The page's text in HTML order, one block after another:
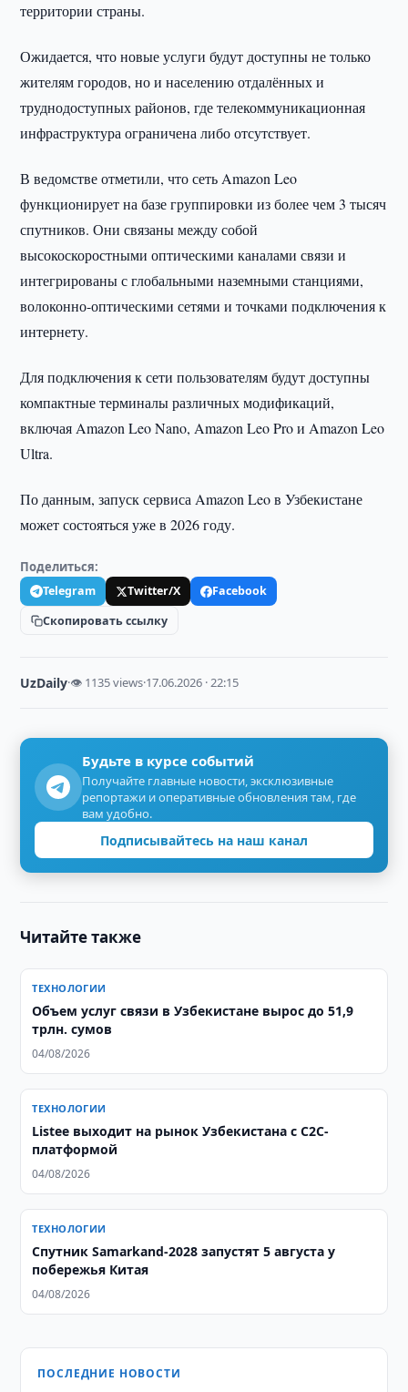
территории страны.
Ожидается, что новые услуги будут доступны не только
жителям городов, но и населению отдалённых и
труднодоступных районов, где телекоммуникационная
инфраструктура ограничена либо отсутствует.
В ведомстве отметили, что сеть Amazon Leo
функционирует на базе группировки из более чем 3 тысяч
спутников. Они связаны между собой
высокоскоростными оптическими каналами связи и
интегрированы с глобальными наземными станциями,
волоконно-оптическими сетями и точками подключения к
интернету.
Для подключения к сети пользователям будут доступны
компактные терминалы различных модификаций,
включая Amazon Leo Nano, Amazon Leo Pro и Amazon Leo
Ultra.
По данным, запуск сервиса Amazon Leo в Узбекистане
может состояться уже в 2026 году.
Поделиться:
Telegram Twitter/X
Facebook
Скопировать ссылку
UzDaily·👁 1135 views·17.06.2026 · 22:15
Будьте в курсе событий
Получайте главные новости, эксклюзивные
репортажи и оперативные обновления там, где
вам удобно.
Подписывайтесь на наш канал
Читайте также
ТЕХНОЛОГИИ
Объем услуг связи в Узбекистане вырос до 51,9
трлн. сумов
04/08/2026
ТЕХНОЛОГИИ
Listee выходит на рынок Узбекистана с C2C-
платформой
04/08/2026
ТЕХНОЛОГИИ
Спутник Samarkand-2028 запустят 5 августа у
побережья Китая
04/08/2026
ПОСЛЕДНИЕ НОВОСТИ